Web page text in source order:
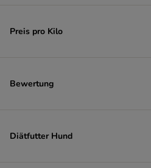
Preis pro Kilo
Bewertung
Diätfutter Hund